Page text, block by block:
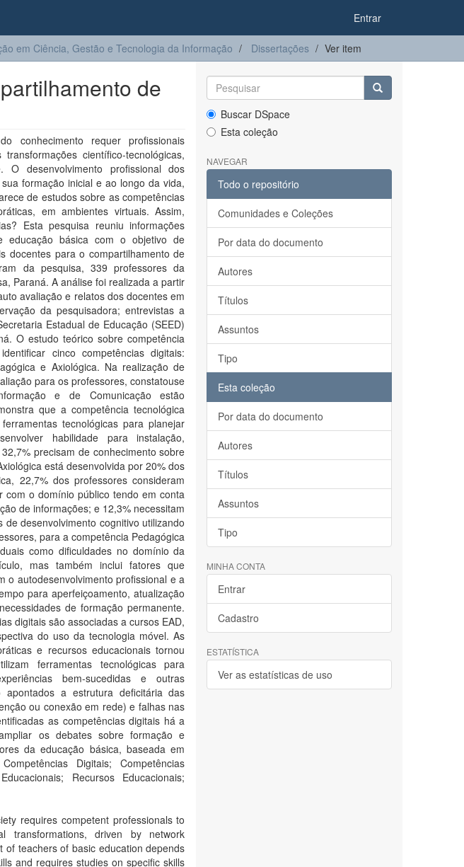
Entrar
em Ciência, Gestão e Tecnologia da Informação Dissertações Ver item
de
conhecimento requer profissionais
científico-tecnológicas,
O desenvolvimento profissional dos
formação inicial e ao longo da vida,
de estudos sobre as competências
em ambientes virtuais. Assim,
Esta pesquisa reuniu informações
educação básica com o objetivo de
docentes para o compartilhamento de
da pesquisa, 339 professores da
Paraná. A análise foi realizada a partir
avaliação e relatos dos docentes em
da pesquisadora; entrevistas a
Estadual de Educação (SEED)
O estudo teórico sobre competência
cinco competências digitais:
e Axiológica. Na realização de
para os professores, constatouse
e de Comunicação estão
que a competência tecnológica
tecnológicas para planejar
habilidade para instalação,
precisam de conhecimento sobre
está desenvolvida por 20% dos
22,7% dos professores consideram
com o domínio público tendo em conta
de informações; e 12,3% necessitam
desenvolvimento cognitivo utilizando
para a competência Pedagógica
como dificuldades no domínio da
mas também inclui fatores que
o autodesenvolvimento profissional e a
para aperfeiçoamento, atualização
de formação permanente.
digitais são associadas a cursos EAD,
do uso da tecnologia móvel. As
e recursos educacionais tornou
ferramentas tecnológicas para
bem-sucedidas e outras
a estrutura deficitária das
ou conexão em rede) e falhas nas
as competências digitais há a
os debates sobre formação e
da educação básica, baseada em
Digitais; Competências
Recursos Educacionais;
requires competent professionals to
transformations, driven by network
of teachers of basic education depends
and requires studies on specific skills
Buscar DSpace
Esta coleção
NAVEGAR
Todo o repositório
Comunidades e Coleções
Por data do documento
Autores
Títulos
Assuntos
Tipo
Esta coleção
Por data do documento
Autores
Títulos
Assuntos
Tipo
MINHA CONTA
Entrar
Cadastro
ESTATÍSTICA
Ver as estatísticas de uso